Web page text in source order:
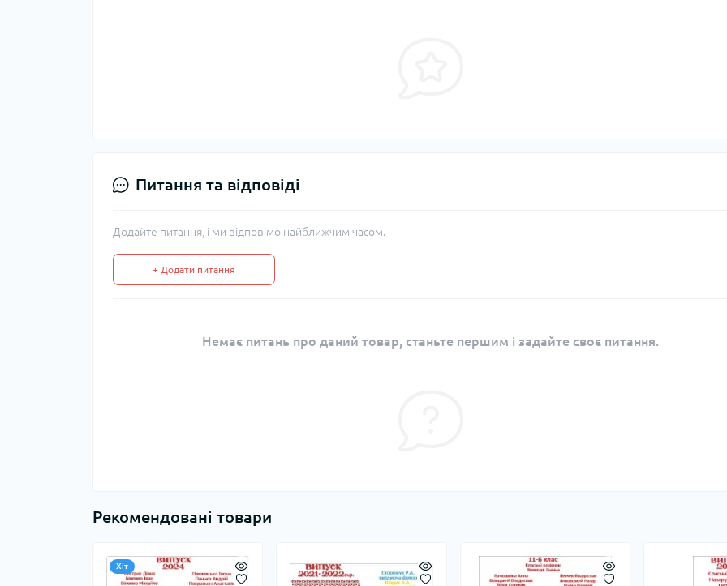
Питання та відповіді
Додайте питання, і ми відповімо найближчим часом.
+ Додати питання
Немає питань про даний товар, станьте першим і задайте своє питання.
Рекомендовані товари
Хіт